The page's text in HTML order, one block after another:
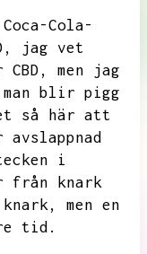
Cola-
jag vet
men jag
blir pigg
så här att
i
från knark
men en
tid.